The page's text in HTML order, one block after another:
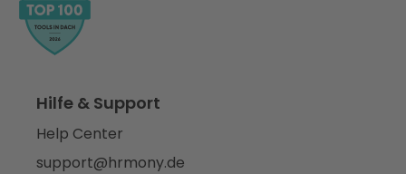
Hilfe & Support
Help Center
support@hrmony.de